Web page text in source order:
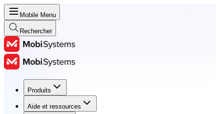
Mobile Menu
Rechercher
Produits
Aide et ressources
Produits
Aide et ressources